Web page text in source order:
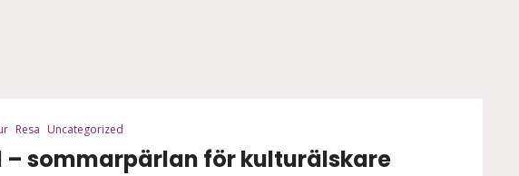
Resa Uncategorized
– sommarpärlan för kulturälskare